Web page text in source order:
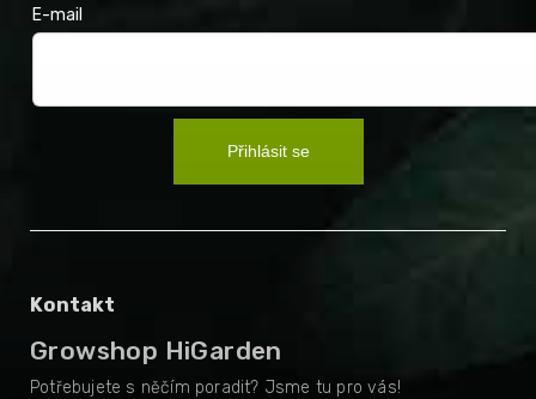
E-mail
Přihlásit se
Kontakt
Growshop HiGarden